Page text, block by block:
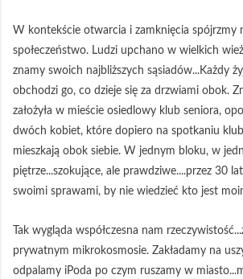
W kontekście otwarcia i zamknięcia spójrzmy
społeczeństwo. Ludzi upchano w wielkich
znamy swoich najbliższych sąsiadów...Każdy
obchodzi go, co dzieje się za drzwiami obok.
założyła w mieście osiedlowy klub seniora,
dwóch kobiet, które dopiero na spotkaniu
mieszkają obok siebie. W jednym bloku, w
piętrze...szokujące, ale prawdziwe....przez 30
swoimi sprawami, by nie wiedzieć kto jest
Tak wygląda współczesna nam
prywatnym mikrokosmosie. Zakładamy na
odpalamy iPoda po czym ruszamy w